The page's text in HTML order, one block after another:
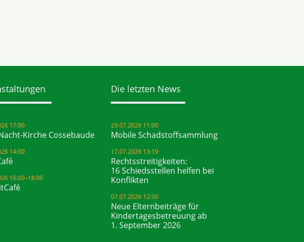
17:00
Kirche Cossebaude
14:00
16:00–18:00
Die letzten News
29.07.2026 11:00
Mobile Schadstoffsammlung
17.07.2026 13:19
Rechtsstreitigkeiten:
16 Schiedsstellen helfen bei
Konflikten
07.07.2026 12:00
Neue Elternbeiträge für
Kindertagesbetreuung ab
1. September 2026